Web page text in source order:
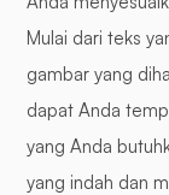
Mulai dari teks
gambar yang
dapat Anda
yang Anda
yang indah dan